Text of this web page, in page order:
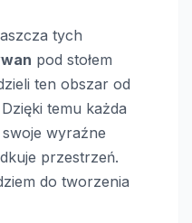
tych
pod stołem
ten obszar od
Dzięki temu każda
wyraźne
przestrzeń.
do tworzenia